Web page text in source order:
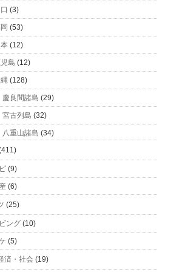
(3)
(53)
(12)
島 (12)
(128)
慶良間諸島 (29)
宮古列島 (32)
八重山諸島 (34)
(9)
(6)
(25)
ング (10)
(5)
済・社会 (19)